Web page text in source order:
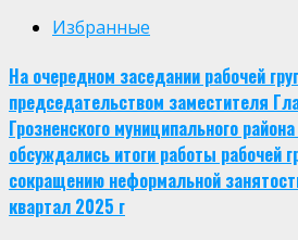
Избранные
На очередном заседании рабочей
председательством заместителя
Грозненского муниципального
обсуждались итоги работы рабочей
сокращению неформальной
квартал 2025 г